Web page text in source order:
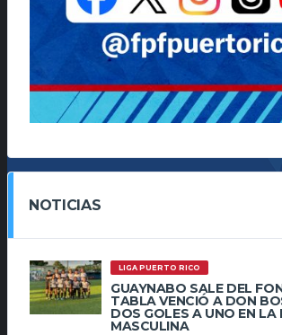
NOTICIAS
LIGA PUERTO RICO
GUAYNABO SALE DEL
TABLA VENCIÓ A DON
DOS GOLES A UNO EN LA
MASCULINA